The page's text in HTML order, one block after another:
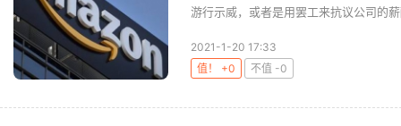
游行示威，或者是用罢工来抗议公司的
2021-1-20 17:33
值！ +0
不值 -0